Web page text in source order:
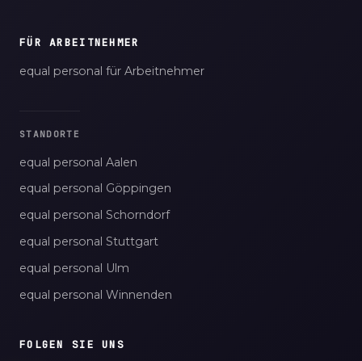
FÜR ARBEITNEHMER
equal personal für Arbeitnehmer
STANDORTE
equal personal Aalen
equal personal Göppingen
equal personal Schorndorf
equal personal Stuttgart
equal personal Ulm
equal personal Winnenden
FOLGEN SIE UNS